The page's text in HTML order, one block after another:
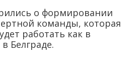
о формировании
команды, которая
работать как в
Белграде.